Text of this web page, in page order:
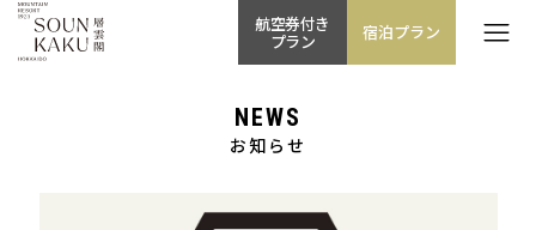
宿泊プラン
航空券付き
プラン
NEWS
お知らせ